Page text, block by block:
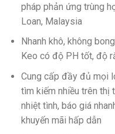
pháp phản ứng trùng
Loan, Malaysia
Nhanh khô, không
Keo có độ PH tốt, độ
Cung cấp đầy đủ mọi
tìm kiếm nhiều trên thị
nhiệt tình, báo giá
khuyến mãi hấp dẫn